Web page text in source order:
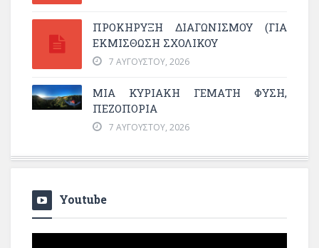
ΠΡΟΚΗΡΥΞΗ ΔΙΑΓΩΝΙΣΜΟΥ (ΓΙΑ
ΕΚΜΊΣΘΩΣΗ ΣΧΟΛΙΚΟΎ
7 ΑΥΓΟΎΣΤΟΥ, 2026
ΜΙΑ ΚΥΡΙΑΚΉ ΓΕΜΆΤΗ ΦΎΣΗ,
ΠΕΖΟΠΟΡΊΑ
7 ΑΥΓΟΎΣΤΟΥ, 2026
Youtube